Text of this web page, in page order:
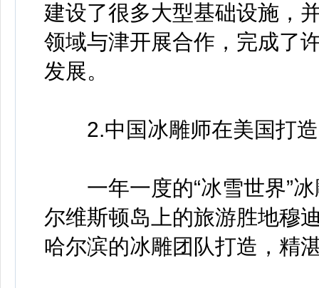
建设了很多大型基础设施，
领域与津开展合作，完成了
发展。
2.中国冰雕师在美国打造
一年一度的“冰雪世界”冰
尔维斯顿岛上的旅游胜地穆
哈尔滨的冰雕团队打造，精